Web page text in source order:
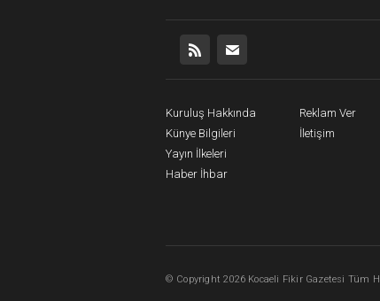
Kuruluş Hakkında
Künye Bilgileri
Yayın İlkeleri
Haber İhbar
Reklam Ver
İletişim
© Copyright 2026 Kocaeli Fikir Gazetesi Tüm